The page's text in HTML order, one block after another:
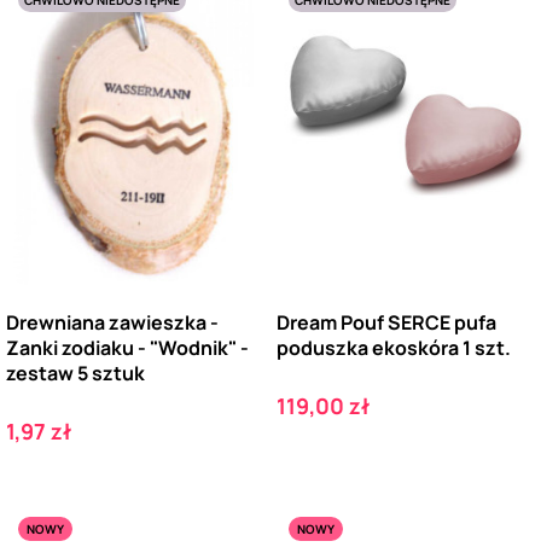
Drewniana zawieszka -
Zanki zodiaku - "Wodnik" -
zestaw 5 sztuk
Cena
1,97 zł
Dream Pouf SERCE pufa
poduszka ekoskóra 1 szt.
Cena
119,00 zł
NOWY
NOWY